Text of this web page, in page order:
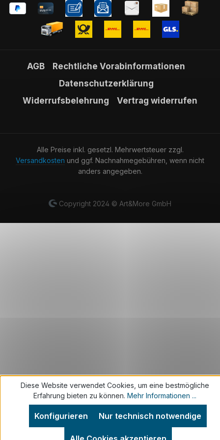
AGB
Rechtliche Vorabinformationen
Datenschutzerklärung
Widerrufsbelehrung
Vertrag widerrufen
Alle Preise inkl. gesetzl. Mehrwertsteuer zzgl.
Versandkosten und ggf. Nachnahmegebühren, wenn nicht
anders angegeben.
Copyright 2024 © Art&More GmbH
Diese Website verwendet Cookies, um eine bestmögliche
Erfahrung bieten zu können. Mehr Informationen ...
Nur technisch notwendige
Konfigurieren